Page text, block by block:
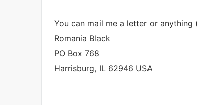
You can mail me a letter or
Romania Black
PO Box 768
Harrisburg, IL 62946 USA